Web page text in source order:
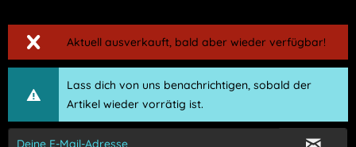
Aktuell ausverkauft, bald aber wieder verfügbar!
Lass dich von uns benachrichtigen, sobald der
Artikel wieder vorrätig ist.